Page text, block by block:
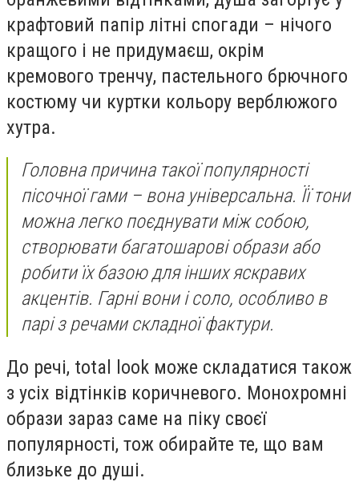
крафтовий папір літні спогади – нічого
кращого і не придумаєш, окрім
кремового тренчу, пастельного брючного
костюму чи куртки кольору верблюжого
хутра.
Головна причина такої популярності
пісочної гами – вона універсальна. Її тони
можна легко поєднувати між собою,
створювати багатошарові образи або
робити їх базою для інших яскравих
акцентів. Гарні вони і соло, особливо в
парі з речами складної фактури.
До речі, total look може складатися також
з усіх відтінків коричневого. Монохромні
образи зараз саме на піку своєї
популярності, тож обирайте те, що вам
близьке до душі.